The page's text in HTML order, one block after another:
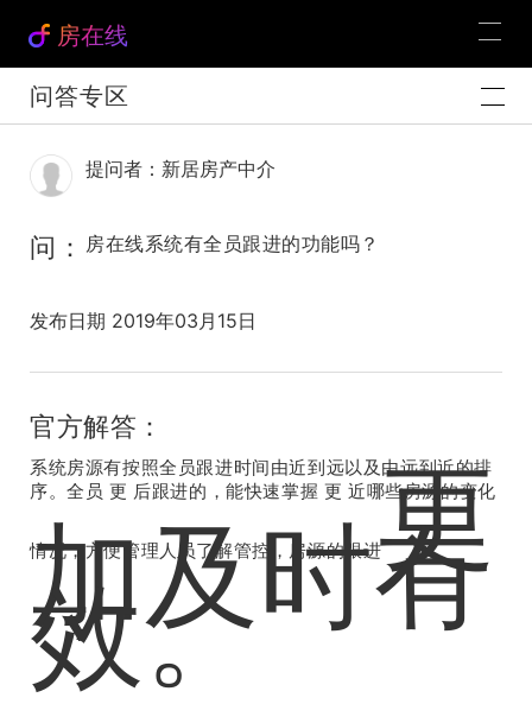
房在线
问答专区
提问者：新居房产中介
问： 房在线系统有全员跟进的功能吗？
发布日期 2019年03月15日
官方解答：
系统房源有按照全员跟进时间由近到远以及由远到近的排
序。全员 更 后跟进的，能快速掌握 更 近哪些房源的变化
情况，方便管理人员了解管控，房源的跟进更
加及时有
效。